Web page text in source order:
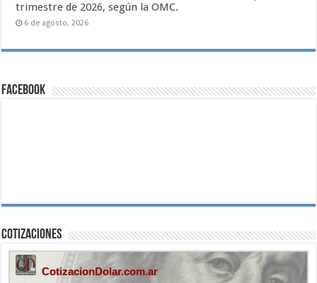
trimestre de 2026, según la OMC.
6 de agosto, 2026
Facebook
Cotizaciones